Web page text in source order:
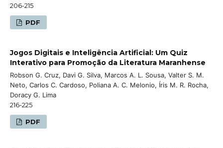
206-215
PDF
Jogos Digitais e Inteligência Artificial: Um Quiz
Interativo para Promoção da Literatura Maranhense
Robson G. Cruz, Davi G. Silva, Marcos A. L. Sousa, Valter S. M.
Neto, Carlos C. Cardoso, Poliana A. C. Melonio, Íris M. R. Rocha,
Doracy G. Lima
216-225
PDF